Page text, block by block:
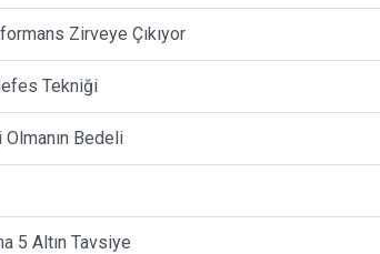
Zirveye Çıkıyor
Tekniği
Bedeli
5 Altın Tavsiye